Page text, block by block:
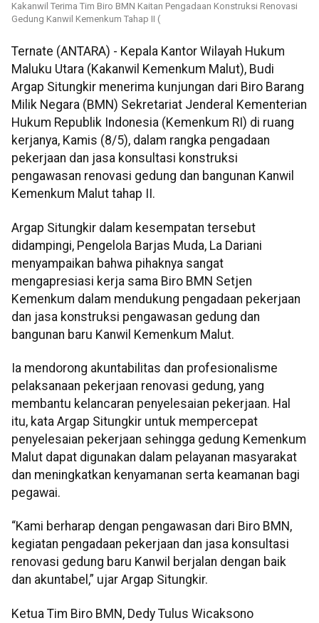
Kakanwil Terima Tim Biro BMN Kaitan Pengadaan Konstruksi Renovasi
Gedung Kanwil Kemenkum Tahap II (
Ternate (ANTARA) - Kepala Kantor Wilayah Hukum
Maluku Utara (Kakanwil Kemenkum Malut), Budi
Argap Situngkir menerima kunjungan dari Biro Barang
Milik Negara (BMN) Sekretariat Jenderal Kementerian
Hukum Republik Indonesia (Kemenkum RI) di ruang
kerjanya, Kamis (8/5), dalam rangka pengadaan
pekerjaan dan jasa konsultasi konstruksi
pengawasan renovasi gedung dan bangunan Kanwil
Kemenkum Malut tahap II.
Argap Situngkir dalam kesempatan tersebut
didampingi, Pengelola Barjas Muda, La Dariani
menyampaikan bahwa pihaknya sangat
mengapresiasi kerja sama Biro BMN Setjen
Kemenkum dalam mendukung pengadaan pekerjaan
dan jasa konstruksi pengawasan gedung dan
bangunan baru Kanwil Kemenkum Malut.
Ia mendorong akuntabilitas dan profesionalisme
pelaksanaan pekerjaan renovasi gedung, yang
membantu kelancaran penyelesaian pekerjaan. Hal
itu, kata Argap Situngkir untuk mempercepat
penyelesaian pekerjaan sehingga gedung Kemenkum
Malut dapat digunakan dalam pelayanan masyarakat
dan meningkatkan kenyamanan serta keamanan bagi
pegawai.
“Kami berharap dengan pengawasan dari Biro BMN,
kegiatan pengadaan pekerjaan dan jasa konsultasi
renovasi gedung baru Kanwil berjalan dengan baik
dan akuntabel,” ujar Argap Situngkir.
Ketua Tim Biro BMN, Dedy Tulus Wicaksono